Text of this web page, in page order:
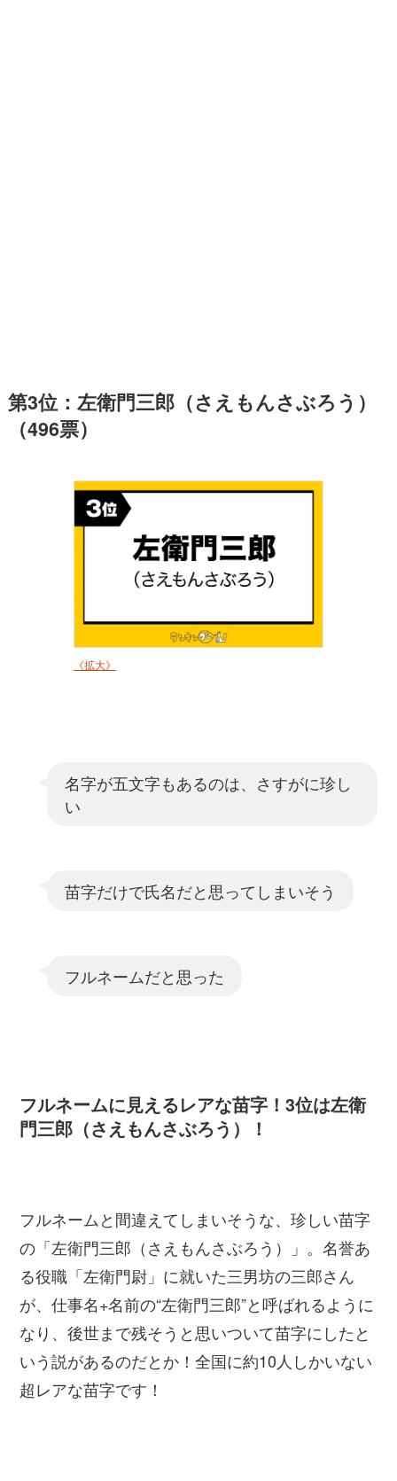
第3位：左衛門三郎（さえもんさぶろう）
（496票）
《拡大》
名字が五文字もあるのは、さすがに珍し
い
苗字だけで氏名だと思ってしまいそう
フルネームだと思った
フルネームに見えるレアな苗字！3位は左衛
門三郎（さえもんさぶろう）！
フルネームと間違えてしまいそうな、珍しい苗字
の「左衛門三郎（さえもんさぶろう）」。名誉あ
る役職「左衛門尉」に就いた三男坊の三郎さん
が、仕事名+名前の“左衛門三郎”と呼ばれるように
なり、後世まで残そうと思いついて苗字にしたと
いう説があるのだとか！全国に約10人しかいない
超レアな苗字です！